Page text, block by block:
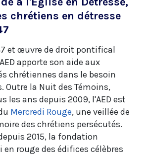
chrétiens en détresse
et œuvre de droit pontifical
apporte son aide aux
chrétiennes dans le besoin
Outre la Nuit des Témoins,
les ans depuis 2009, l'AED est
Mercredi Rouge, une veillée de
des chrétiens persécutés.
2015, la fondation
rouge des édifices célèbres